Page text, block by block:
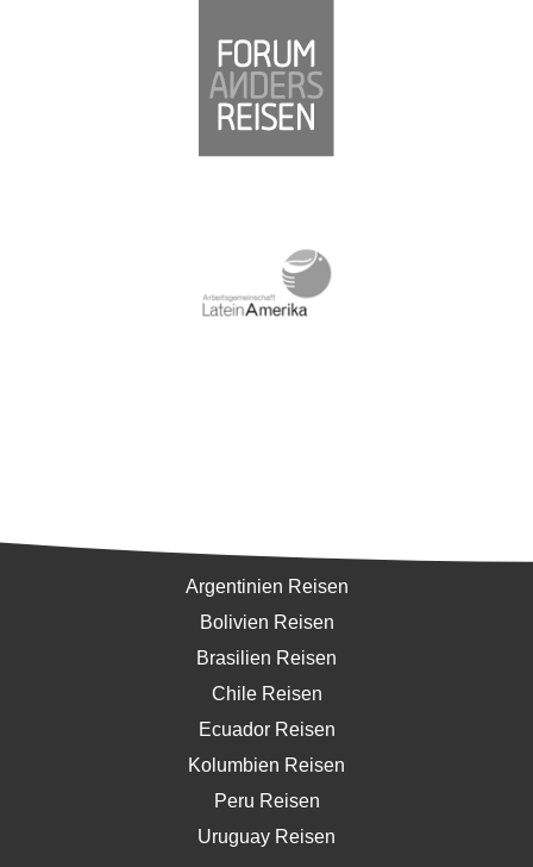
Argentinien Reisen
Bolivien Reisen
Brasilien Reisen
Chile Reisen
Ecuador Reisen
Kolumbien Reisen
Peru Reisen
Uruguay Reisen